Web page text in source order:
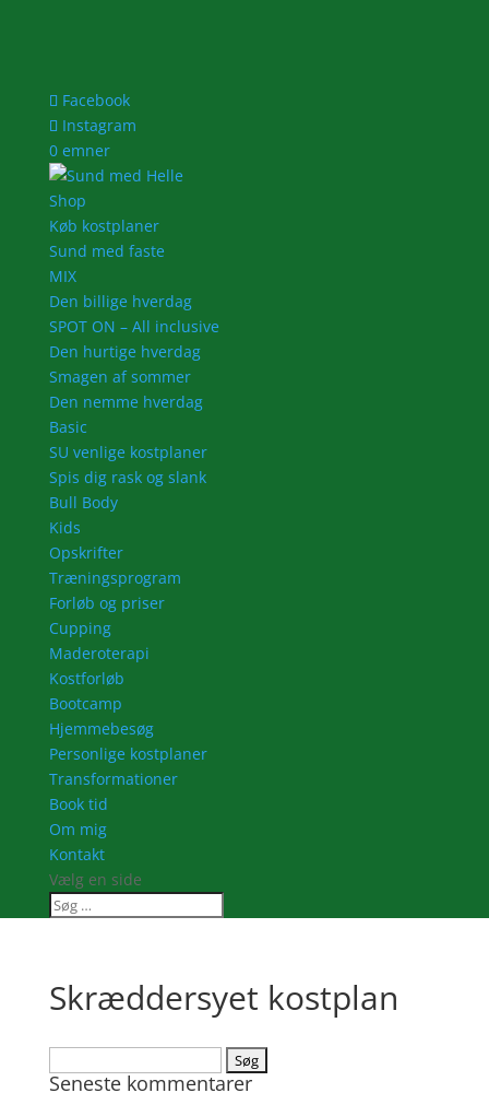
Facebook
Instagram
0 emner
Shop
Køb kostplaner
Sund med faste
MIX
Den billige hverdag
SPOT ON – All inclusive
Den hurtige hverdag
Smagen af sommer
Den nemme hverdag
Basic
SU venlige kostplaner
Spis dig rask og slank
Bull Body
Kids
Opskrifter
Træningsprogram
Forløb og priser
Cupping
Maderoterapi
Kostforløb
Bootcamp
Hjemmebesøg
Personlige kostplaner
Transformationer
Book tid
Om mig
Kontakt
Vælg en side
Skræddersyet kostplan
efter:
Seneste kommentarer